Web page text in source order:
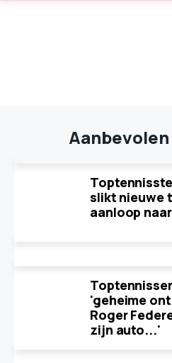
slikt nieuwe
aanloop
'geheime
Roger
zijn auto...'